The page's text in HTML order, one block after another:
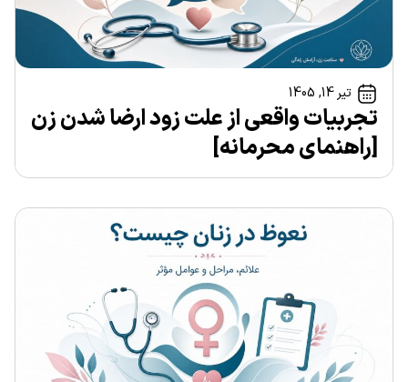
تیر 14, 1405
تجربیات واقعی از علت زود ارضا شدن زن
[راهنمای محرمانه]